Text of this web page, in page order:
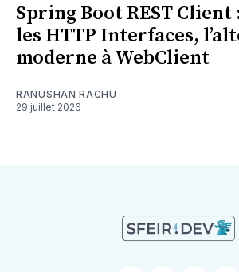
Spring Boot REST Client
les HTTP Interfaces,
moderne à WebClient
RANUSHAN RACHU
29 juillet 2026